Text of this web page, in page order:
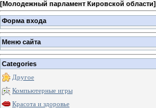
[Молодежный парламент Кировской области]
Форма входа
Меню сайта
Categories
Другое
Компьютерные игры
Красота и здоровье